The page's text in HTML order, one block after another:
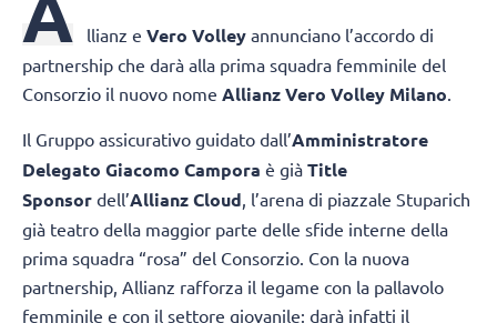
llianz e Vero Volley annunciano l’accordo di
partnership che darà alla prima squadra femminile del
Consorzio il nuovo nome Allianz Vero Volley Milano.
Il Gruppo assicurativo guidato dall’Amministratore
Delegato Giacomo Campora è già Title
Sponsor dell’Allianz Cloud, l’arena di piazzale Stuparich
già teatro della maggior parte delle sfide interne della
prima squadra “rosa” del Consorzio. Con la nuova
partnership, Allianz rafforza il legame con la pallavolo
femminile e con il settore giovanile: darà infatti il